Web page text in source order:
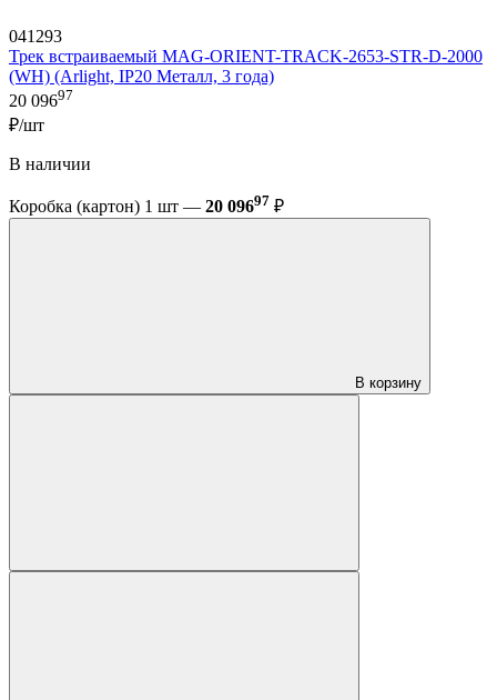
041293
Трек встраиваемый MAG-ORIENT-TRACK-2653-STR-D-2000
(WH) (Arlight, IP20 Металл, 3 года)
20 09697
₽/шт
В наличии
Коробка (картон) 1 шт — 20 09697 ₽
В корзину